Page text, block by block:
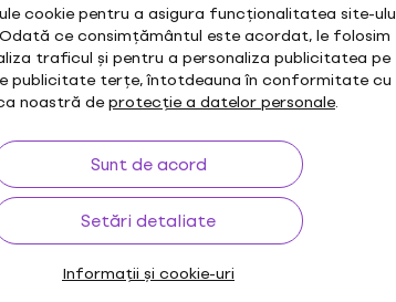
cookie pentru a asigura funcționalitatea site-
ce consimțământul este acordat, le folosim
traficul și pentru a personaliza publicitatea pe
publicitate terțe, întotdeauna în conformitate cu
noastră deprotecție a datelor personale.
Sunt de acord
Setări detaliate
Informații și cookie-uri